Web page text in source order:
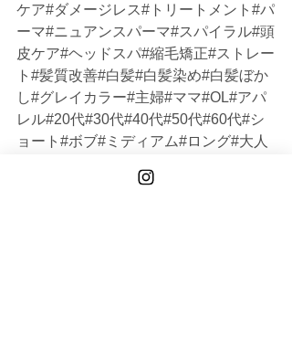
ケア#ダメージレス#トリートメント#パ
ーマ#ニュアンスパーマ#スパイラル#頭
皮ケア#ヘッドスパ#縮毛矯正#ストレー
ト#髪質改善#白髪#白髪染め#白髪ぼか
し#グレイカラー#主婦#ママ#OL#アパ
レル#20代#30代#40代#50代#60代#シ
ョート#ボブ#ミディアム#ロング#大人